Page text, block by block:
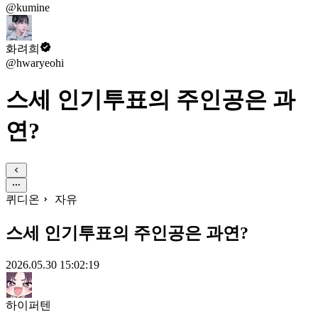
@kumine
화려희
@hwaryeohi
스세 인기투표의 주인공은 과
연?
퀴디온 자유
스세 인기투표의 주인공은 과연?
2026.05.30 15:02:19
하이퍼텐